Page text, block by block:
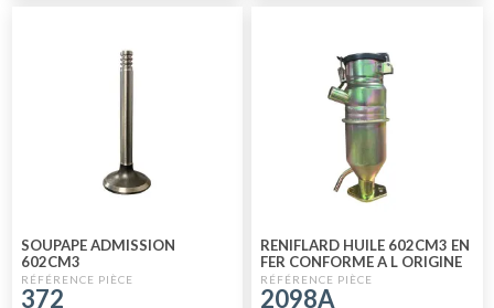
SOUPAPE ADMISSION
602CM3
372
RENIFLARD HUILE 602CM3 EN
FER CONFORME A L ORIGINE
SORTIE VERS LE HAUT
2098A